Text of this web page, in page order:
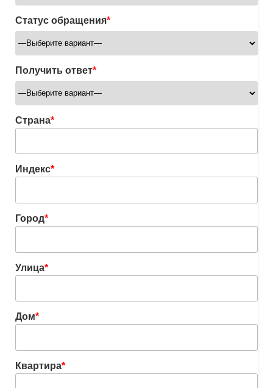
Статус обращения*
Получить ответ*
Страна*
Индекс*
Город*
Улица*
Дом*
Квартира*